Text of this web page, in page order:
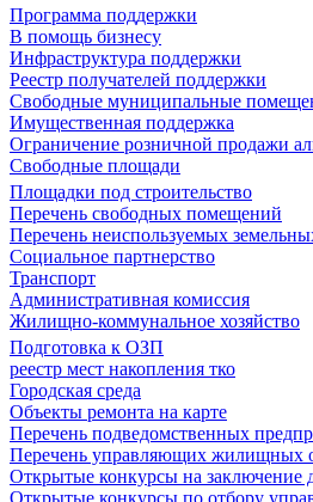
Программа поддержки
В помощь бизнесу
Инфраструктура поддержки
Реестр получателей поддержки
Свободные муниципальные
Имущественная поддержка
Ограничение розничной продажи
Свободные площади
Площадки под строительство
Перечень свободных помещений
Перечень неиспользуемых
Социальное партнерство
Транспорт
Административная комиссия
Жилищно-коммунальное хозяйство
Подготовка к ОЗП
реестр мест накопления тко
Городская среда
Объекты ремонта на карте
Перечень подведомственных
Перечень управляющих жилищных
Открытые конкурсы на заключение
Открытые конкурсы по отбору